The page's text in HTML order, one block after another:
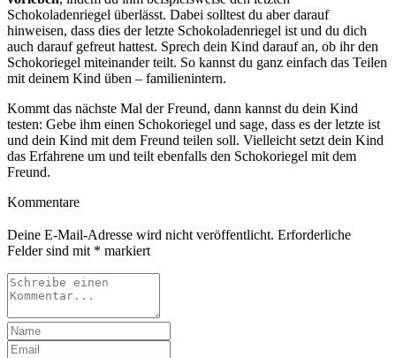
Schokoladenriegel überlässt. Dabei solltest du aber darauf
hinweisen, dass dies der letzte Schokoladenriegel ist und du dich
auch darauf gefreut hattest. Sprech dein Kind darauf an, ob ihr den
Schokoriegel miteinander teilt. So kannst du ganz einfach das Teilen
mit deinem Kind üben – familienintern.
Kommt das nächste Mal der Freund, dann kannst du dein Kind
testen: Gebe ihm einen Schokoriegel und sage, dass es der letzte ist
und dein Kind mit dem Freund teilen soll. Vielleicht setzt dein Kind
das Erfahrene um und teilt ebenfalls den Schokoriegel mit dem
Freund.
Kommentare
Deine E-Mail-Adresse wird nicht veröffentlicht. Erforderliche
Felder sind mit * markiert